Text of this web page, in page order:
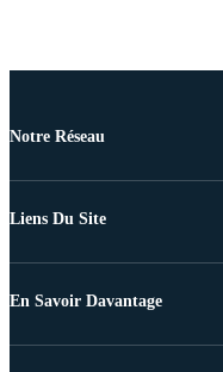
Notre Réseau
Liens Du Site
En Savoir Davantage